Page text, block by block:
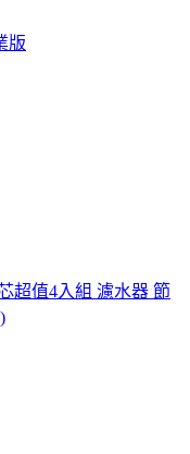
版
超值4入組 濾水器 節